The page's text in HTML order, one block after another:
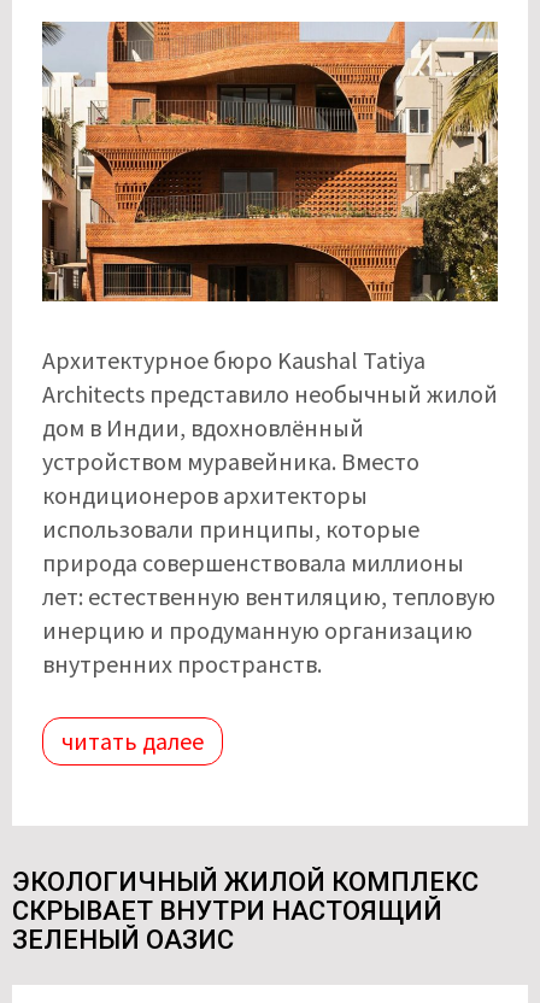
Архитектурное бюро Kaushal Tatiya
Architects представило необычный жилой
дом в Индии, вдохновлённый
устройством муравейника. Вместо
кондиционеров архитекторы
использовали принципы, которые
природа совершенствовала миллионы
лет: естественную вентиляцию, тепловую
инерцию и продуманную организацию
внутренних пространств.
читать далее
ЭКОЛОГИЧНЫЙ ЖИЛОЙ КОМПЛЕКС
СКРЫВАЕТ ВНУТРИ НАСТОЯЩИЙ
ЗЕЛЕНЫЙ ОАЗИС